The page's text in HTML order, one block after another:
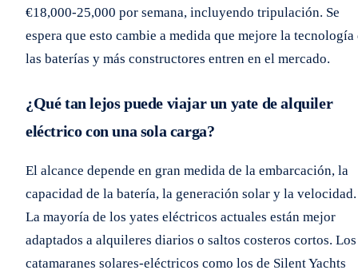
€18,000-25,000 por semana, incluyendo tripulación. Se
espera que esto cambie a medida que mejore la tecnología
las baterías y más constructores entren en el mercado.
¿Qué tan lejos puede viajar un yate de alquiler
eléctrico con una sola carga?
El alcance depende en gran medida de la embarcación, la
capacidad de la batería, la generación solar y la velocidad.
La mayoría de los yates eléctricos actuales están mejor
adaptados a alquileres diarios o saltos costeros cortos. Los
catamaranes solares-eléctricos como los de Silent Yachts